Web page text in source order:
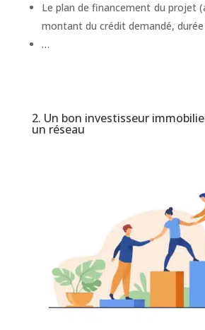
Le plan de financement du projet
montant du crédit demandé,
…
2. Un bon investisseur
un réseau